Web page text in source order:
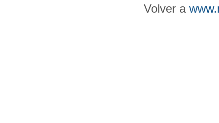
Volver a